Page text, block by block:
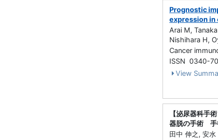
Prognostic
expression in
Arai M,
Nishihara H,
Cancer
ISSN 0340-
View
【泌尿器科手
器脱の手術 手
田中 伸之, 安